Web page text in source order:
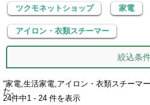
ツクモネットショップ 家電
アイロン・衣類スチーマー
絞込条
“家電,生活家電,アイロン・衣類スチーマー
た。
24件中1 - 24 件を表示